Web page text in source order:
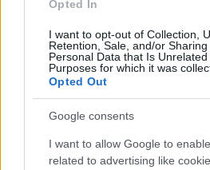
Opted In
I want to opt-out of Collection,
Retention, Sale, and/or
Personal Data that Is
Purposes for which it was
Opted Out
Google consents
I want to allow Google to
related to advertising like
GLAMOUR